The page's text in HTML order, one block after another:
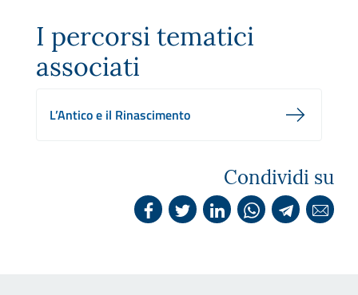
I percorsi tematici
associati
L’Antico e il Rinascimento
Condividi su